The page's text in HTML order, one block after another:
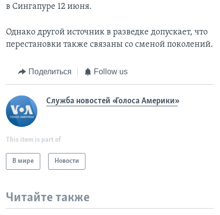
в Сингапуре 12 июня.
Однако другой источник в разведке допускает, что
перестановки также связаны со сменой поколений.
Поделиться Follow us
Служба новостей «Голоса Америки»
This item is part of
В мире Новости
Читайте также